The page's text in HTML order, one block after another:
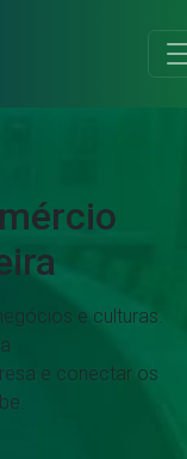
e culturas.
e conectar os